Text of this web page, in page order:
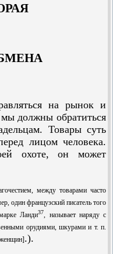
на рынок и
должны обратиться
Товары суть
лицом человека.
охоте, он может
между товарами часто
один французский писатель того
Ланди37
, называет наряду с
орудиями, шкурами и т. п.
.).